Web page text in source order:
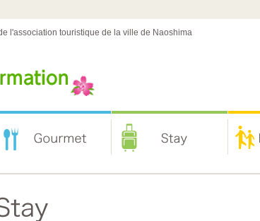
l'association touristique de la ville de Naoshima